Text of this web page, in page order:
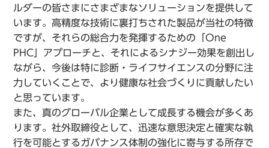
ルダーの皆さまにさまざまなソリューションを提供して
います。高精度な技術に裏打ちされた製品が当社の特徴
ですが、それらの総合力を発揮するための「One
PHC」アプローチと、それによるシナジー効果を創出し
ながら、今後は特に診断・ライフサイエンスの分野に注
力していくことで、より健康な社会づくりに貢献したい
と思っています。
また、真のグローバル企業として成長する機会が多くあ
ります。社外取締役として、迅速な意思決定と確実な執
行を可能とするガバナンス体制の強化に寄与する所存で